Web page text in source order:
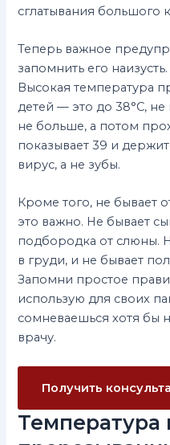
сглатывания большого
Теперь важное
запомнить его
Высокая температура
детей — это до 38°C,
не больше, а потом
показывает 39 и
вирус, а не зубы.
Кроме того, не бывает
это важно. Не бывает
подбородка от слюны.
в груди, и не бывает
Запомни простое
использую для своих
сомневаешься хотя бы
врачу.
Получить
Температура